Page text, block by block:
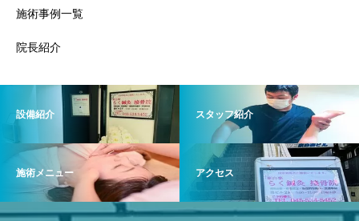
施術事例一覧
院長紹介
設備紹介 スタッフ紹介
施術メニュー アクセス